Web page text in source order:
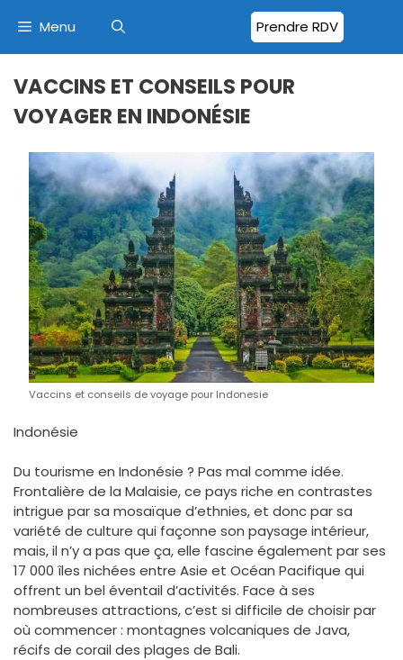
Prendre RDV
Menu
VACCINS ET CONSEILS POUR
VOYAGER EN INDONÉSIE
Vaccins et conseils de voyage pour Indonesie
Indonésie
Du tourisme en Indonésie ? Pas mal comme idée.
Frontalière de la Malaisie, ce pays riche en contrastes
intrigue par sa mosaïque d’ethnies, et donc par sa
variété de culture qui façonne son paysage intérieur,
mais, il n’y a pas que ça, elle fascine également par ses
17 000 îles nichées entre Asie et Océan Pacifique qui
offrent un bel éventail d’activités. Face à ses
nombreuses attractions, c’est si difficile de choisir par
où commencer : montagnes volcaniques de Java,
récifs de corail des plages de Bali.